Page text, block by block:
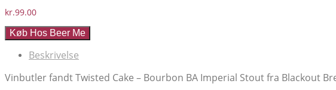
kr.99.00
Køb Hos Beer Me
Beskrivelse
Vinbutler fandt Twisted Cake – Bourbon BA Imperial Stout fra Blackout